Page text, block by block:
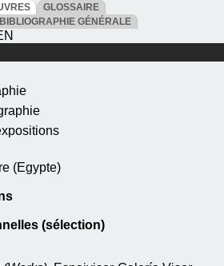
GLOSSAIRE
BIBLIOGRAPHIE GÉNÉRALE